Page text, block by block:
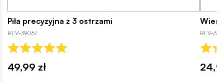
Piła precyzyjna z 3 ostrzami
REV-39067
49,99 zł
REV-